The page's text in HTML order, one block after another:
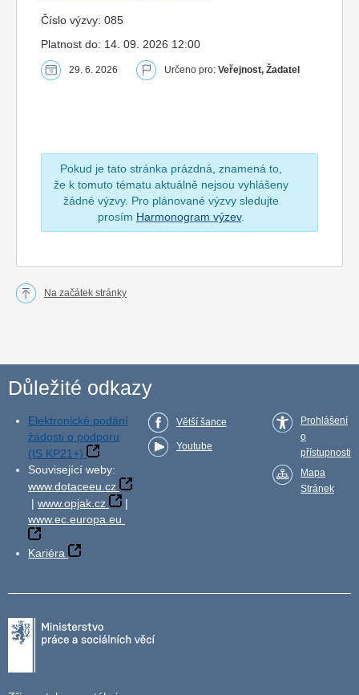
Číslo výzvy: 085
Platnost do: 14. 09. 2026 12:00
29. 6. 2026 Určeno pro: Veřejnost, Žadatel
Pokud je tato stránka prázdná, znamená to,
že k tomuto tématu aktuálně nejsou vyhlášeny
žádné výzvy. Pro plánované výzvy sledujte
prosím Harmonogram výzev.
Na začátek stránky
Důležité odkazy
Elektronické podání
žádosti o podporu
(IS KP21+)
Související weby:
www.dotaceeu.cz
| www.opjak.cz
|
www.ec.europa.eu
Kariéra
Větší šance
Youtube
Prohlášení
o
přístupnosti
Mapa
Stránek